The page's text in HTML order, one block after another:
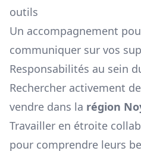
outils
Un accompagnement
communiquer sur vos
Responsabilités au sein
Rechercher activement
vendre dans la région
Travailler en étroite
pour comprendre leurs